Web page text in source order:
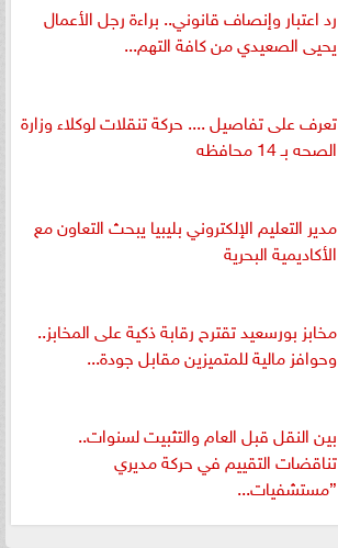
رد اعتبار وإنصاف قانوني.. براءة رجل الأعمال
يحيى الصعيدي من كافة التهم...
تعرف على تفاصيل .... حركة تنقلات لوكلاء وزارة
الصحه بـ 14 محافظه
مدير التعليم الإلكتروني بليبيا يبحث التعاون مع
الأكاديمية البحرية
مخابز بورسعيد تقترح رقابة ذكية على المخابز..
وحوافز مالية للمتميزين مقابل جودة...
بين النقل قبل العام والتثبيت لسنوات..
تناقضات التقييم في حركة مديري
”مستشفيات...